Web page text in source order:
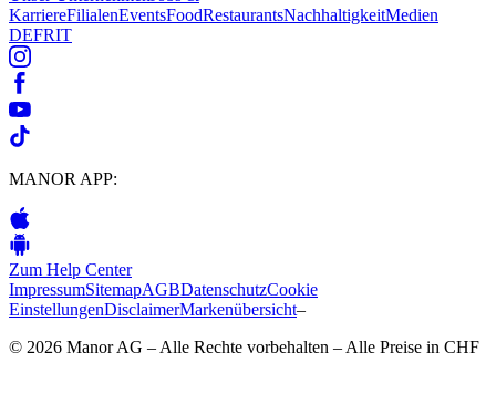
KarriereFilialenEventsFoodRestaurantsNachhaltigkeitMedien
DEFRIT
MANOR APP:
Zum Help Center
ImpressumSitemapAGBDatenschutzCookie
EinstellungenDisclaimerMarkenübersicht–
© 2026 Manor AG – Alle Rechte vorbehalten – Alle Preise in CHF